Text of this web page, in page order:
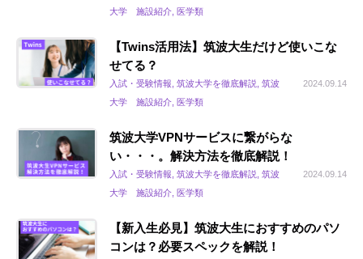
大学 施設紹介, 医学類
【Twins活用法】筑波大生だけど使いこな
せてる？
入試・受験情報, 筑波大学を徹底解説, 筑波
大学 施設紹介, 医学類
2024.09.14
筑波大学VPNサービスに繋がらな
い・・・。解決方法を徹底解説！
入試・受験情報, 筑波大学を徹底解説, 筑波
大学 施設紹介, 医学類
2024.09.14
【新入生必見】筑波大生におすすめのパソ
コンは？必要スペックを解説！